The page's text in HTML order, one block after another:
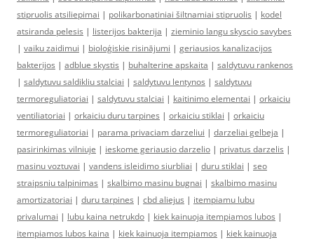
stipruolis atsiliepimai | polikarbonatiniai šiltnamiai stipruolis | kodel
atsiranda pelesis | listerijos bakterija | zieminio langu skyscio savybes
| vaiku zaidimui | bioloģiskie risinājumi | geriausios kanalizacijos
bakterijos | adblue skystis | buhalterine apskaita | saldytuvu rankenos
| saldytuvu saldikliu stalciai | saldytuvu lentynos | saldytuvu
termoreguliatoriai | saldytuvu stalciai | kaitinimo elementai | orkaiciu
ventiliatoriai | orkaiciu duru tarpines | orkaiciu stiklai | orkaiciu
termoreguliatoriai | parama privaciam darzeliui | darzeliai gelbeja |
pasirinkimas vilniuje | ieskome geriausio darzelio | privatus darzelis |
masinu voztuvai | vandens isleidimo siurbliai | duru stiklai | seo
straipsniu talpinimas | skalbimo masinu bugnai | skalbimo masinu
amortizatoriai | duru tarpines | cbd aliejus | itempiamu lubu
privalumai | lubu kaina netrukdo | kiek kainuoja itempiamos lubos |
itempiamos lubos kaina | kiek kainuoja itempiamos | kiek kainuoja